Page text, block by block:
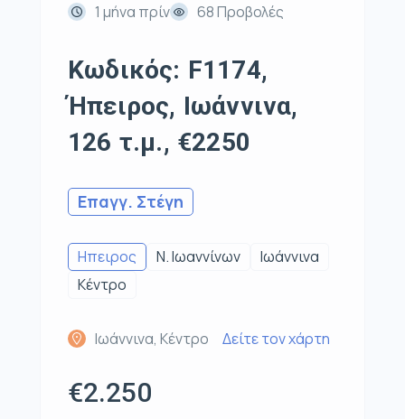
1 μήνα πρίν
68 Προβολές
Κωδικός: F1174,
Ήπειρος, Ιωάννινα,
126 τ.μ., €2250
Επαγγ. Στέγη
Ηπειρος Ν. Ιωαννίνων
Ιωάννινα
Κέντρο
Ιωάννινα, Κέντρο Δείτε τον χάρτη
€2.250